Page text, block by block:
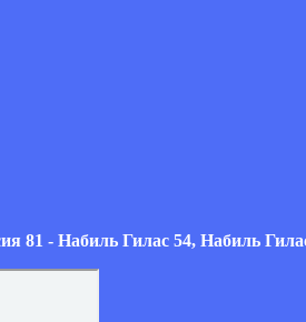
81 - Набиль Гилас 54, Набиль